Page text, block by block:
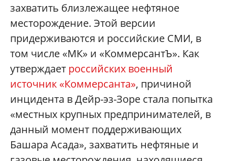
захватить близлежащее нефтяное
месторождение. Этой версии
придерживаются и российские СМИ, в
том числе «МК» и «КоммерсантЪ». Как
утверждает российских военный
источник «Коммерсанта», причиной
инцидента в Дейр-эз-Зоре стала попытка
«местных крупных предпринимателей, в
данный момент поддерживающих
Башара Асада», захватить нефтяные и